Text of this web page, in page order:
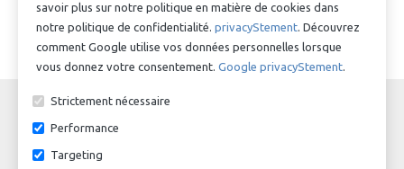
savoir plus sur notre politique en matière de cookies dans
notre politique de confidentialité. privacyStement. Découvrez
comment Google utilise vos données personnelles lorsque
vous donnez votre consentement. Google privacyStement.
Strictement nécessaire
Performance
Targeting